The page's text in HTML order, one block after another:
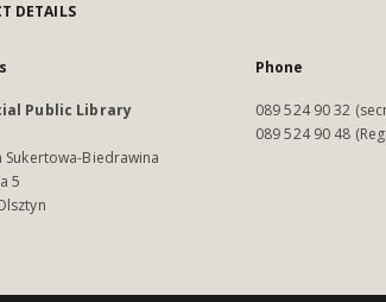
DETAILS
Public Library
Sukertowa-Biedrawina
5
Phone
089 524 90 32
089 524 90 48